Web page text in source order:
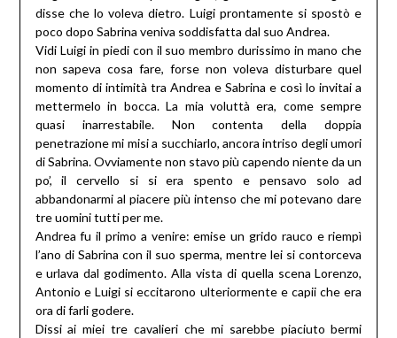
disse che lo voleva dietro. Luigi prontamente si spostò e
poco dopo Sabrina veniva soddisfatta dal suo Andrea.
Vidi Luigi in piedi con il suo membro durissimo in mano che
non sapeva cosa fare, forse non voleva disturbare quel
momento di intimità tra Andrea e Sabrina e così lo invitai a
mettermelo in bocca. La mia voluttà era, come sempre
quasi inarrestabile. Non contenta della doppia
penetrazione mi misi a succhiarlo, ancora intriso degli umori
di Sabrina. Ovviamente non stavo più capendo niente da un
po’, il cervello si si era spento e pensavo solo ad
abbandonarmi al piacere più intenso che mi potevano dare
tre uomini tutti per me.
Andrea fu il primo a venire: emise un grido rauco e riempì
l’ano di Sabrina con il suo sperma, mentre lei si contorceva
e urlava dal godimento. Alla vista di quella scena Lorenzo,
Antonio e Luigi si eccitarono ulteriormente e capii che era
ora di farli godere.
Dissi ai miei tre cavalieri che mi sarebbe piaciuto bermi